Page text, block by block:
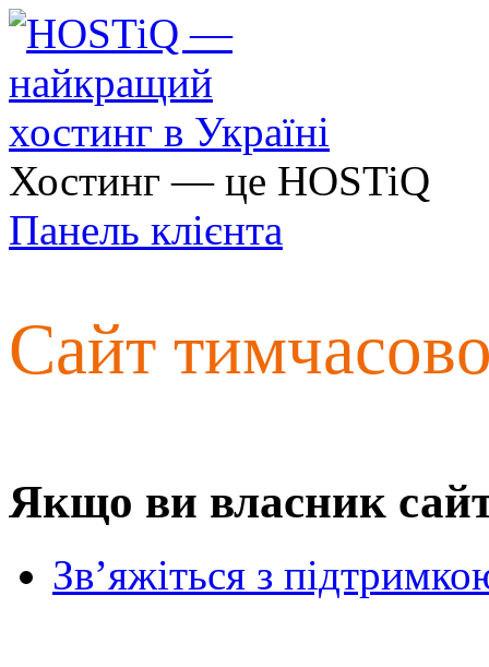
Хостинг — це HOSTiQ
Панель клієнта
Сайт
Якщо ви власник
Зв’яжіться з